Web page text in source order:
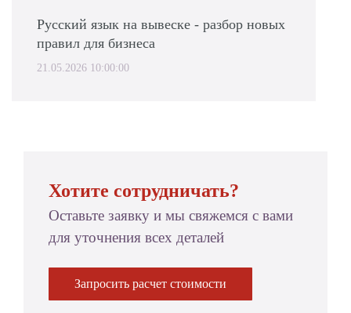
Русский язык на вывеске - разбор новых
правил для бизнеса
21.05.2026 10:00:00
Хотите сотрудничать?
Оставьте заявку и мы свяжемся с вами
для уточнения всех деталей
Запросить расчет стоимости